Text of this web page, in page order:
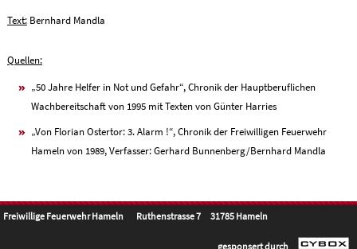
Text:Bernhard Mandla
Quellen:
„50 Jahre Helfer in Not und Gefahr“, Chronik der Hauptberuflichen
Wachbereitschaft von 1995 mit Texten von Günter Harries
„Von Florian Ostertor: 3. Alarm !“, Chronik der Freiwilligen Feuerwehr
Hameln von 1989, Verfasser: Gerhard Bunnenberg/Bernhard Mandla
Freiwillige Feuerwehr Hameln Ruthenstrasse 7 31785 Hameln
gesponsert durch